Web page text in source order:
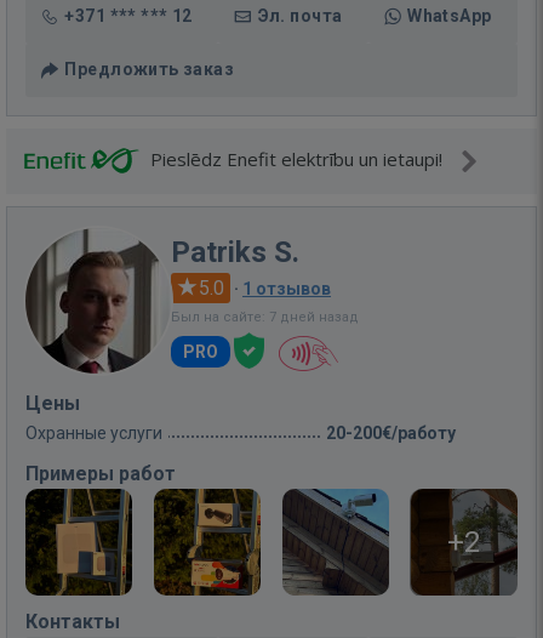
+371 *** *** 12 Эл. почта WhatsApp
Предложить заказ
Pieslēdz Enefit elektrību un ietaupi!
Patriks S.
5.0 · 1 отзывов
Был на сайте: 7 дней назад
PRO
Цены
Охранные услуги 20-200€/работу
Примеры работ
+2
Контакты